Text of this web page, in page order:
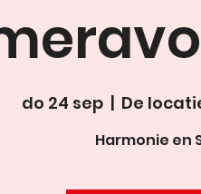
do 24 sep
  |
De
Harmonie en